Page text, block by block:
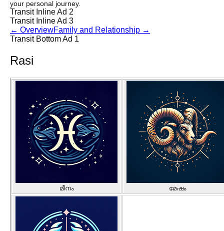
your personal journey.
Transit Inline Ad 2
Transit Inline Ad 3
← OverviewFamily and Relationship →
Transit Bottom Ad 1
Rasi
മീനം മേഷം